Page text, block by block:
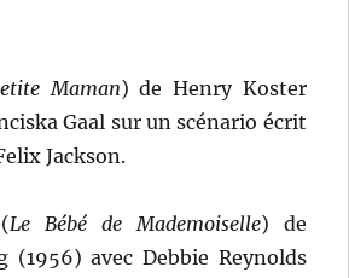
Maman) de Henry Koster
Gaal sur un scénario écrit
Jackson.
Le Bébé de Mademoiselle) de
(1956) avec Debbie Reynolds